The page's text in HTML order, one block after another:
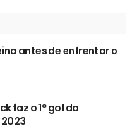
antes de enfrentar o
faz o 1º gol do